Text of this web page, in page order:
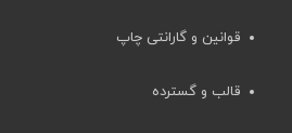
قوانین و گارانتی چاپ
قالب و گسترده